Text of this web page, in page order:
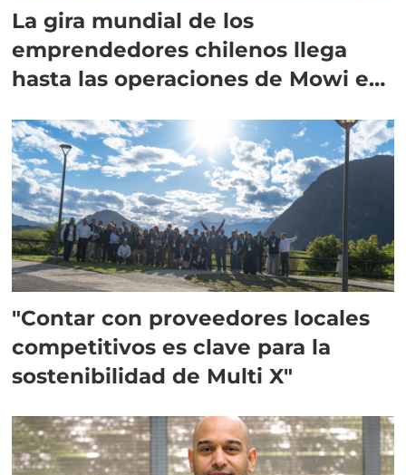
La gira mundial de los
emprendedores chilenos llega
hasta las operaciones de Mowi en
"Contar con proveedores locales
competitivos es clave para la
sostenibilidad de Multi X"